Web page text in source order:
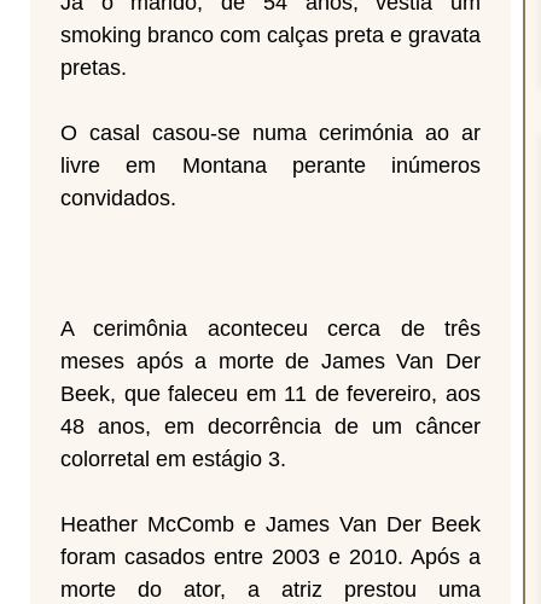
smoking branco com calças preta e gravata
pretas.
O casal casou-se numa cerimónia ao ar
livre em Montana perante inúmeros
convidados.
A cerimônia aconteceu cerca de três
meses após a morte de James Van Der
Beek, que faleceu em 11 de fevereiro, aos
48 anos, em decorrência de um câncer
colorretal em estágio 3.
Heather McComb e James Van Der Beek
foram casados entre 2003 e 2010. Após a
morte do ator, a atriz prestou uma